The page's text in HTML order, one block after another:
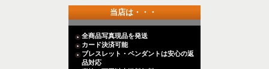
当店は・・・
全商品写真現品を発送
カード決済可能
ブレスレット・ペンダントは安心の返
品対応